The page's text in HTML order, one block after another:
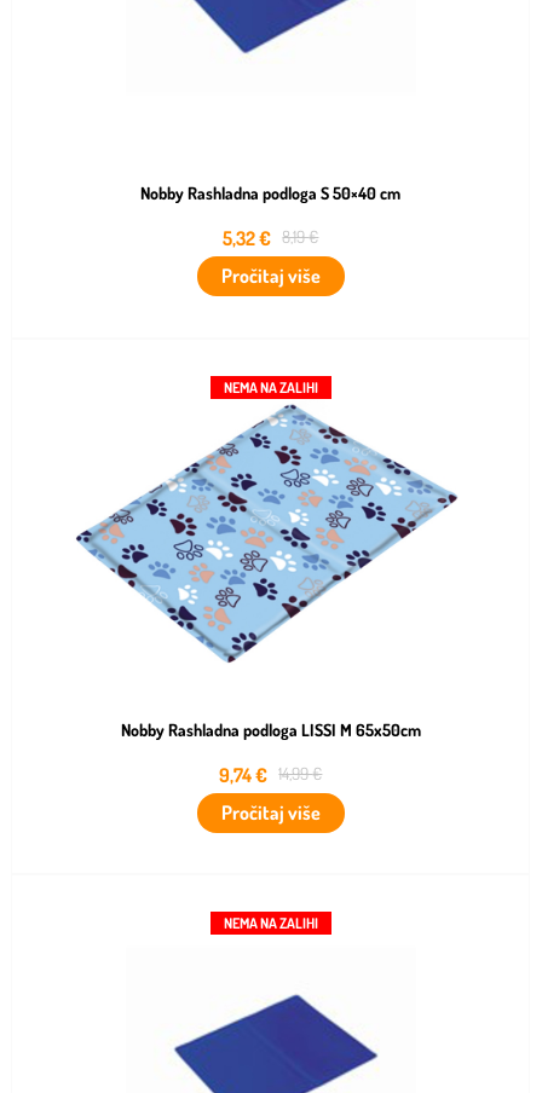
Nobby Rashladna podloga S 50×40 cm
8,19€
5,32€
Pročitaj više
NEMA NA ZALIHI
Nobby Rashladna podloga LISSI M 65x50cm
14,99€
9,74€
Pročitaj više
NEMA NA ZALIHI